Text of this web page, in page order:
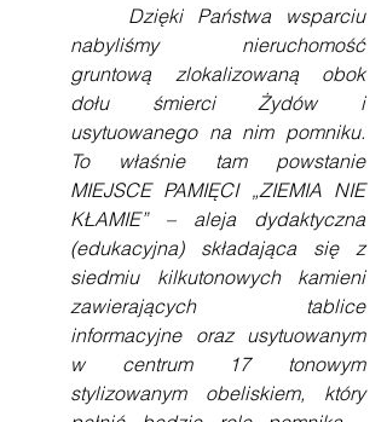
Dzięki Państwa wsparciu
nabyliśmy nieruchomość
gruntową zlokalizowaną obok
dołu śmierci Żydów i
usytuowanego na nim pomniku.
To właśnie tam powstanie
MIEJSCE PAMIĘCI „ZIEMIA NIE
KŁAMIE” – aleja dydaktyczna
(edukacyjna) składająca się z
siedmiu kilkutonowych kamieni
zawierających tablice
informacyjne oraz usytuowanym
w centrum 17 tonowym
stylizowanym obeliskiem, który